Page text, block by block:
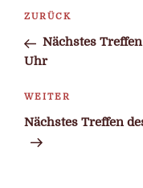
Vorheriger
Beitrag
ZURÜCK
Nächstes
Uhr
Nächster
Beitrag
WEITER
Nächstes Treffen